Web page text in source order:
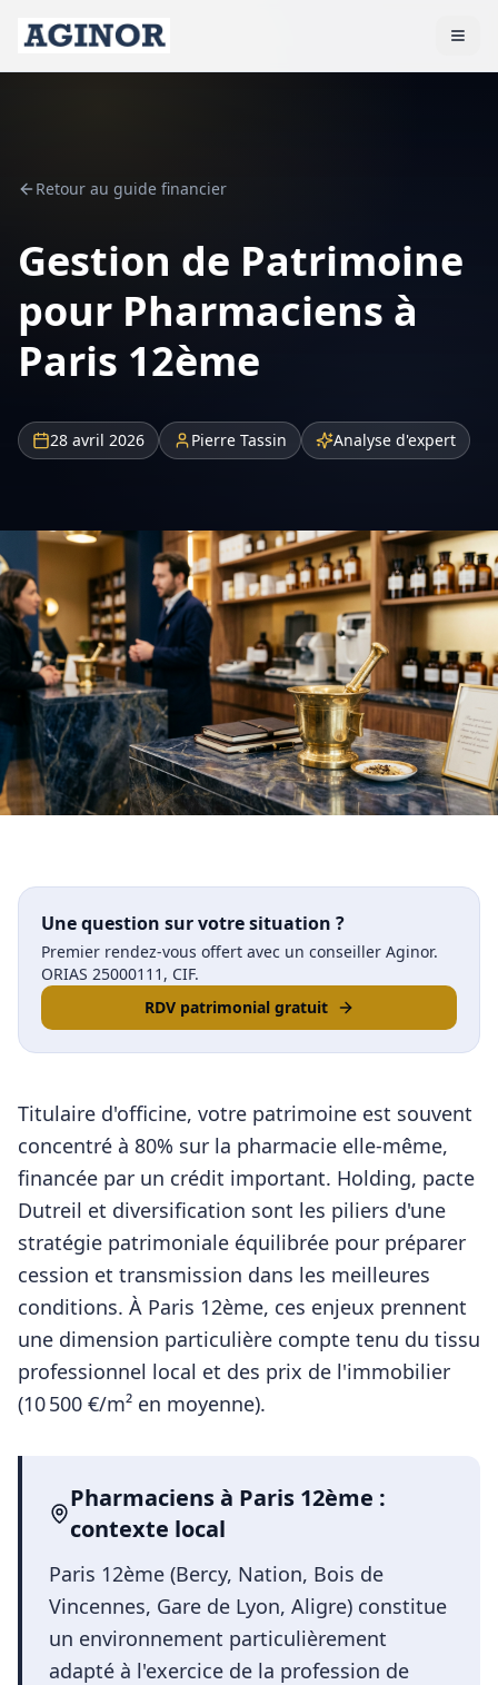
Retour au guide financier
Gestion de Patrimoine
pour Pharmaciens à
Paris 12ème
28 avril 2026 Pierre Tassin Analyse d'expert
Une question sur votre situation ?
Premier rendez-vous offert avec un conseiller Aginor.
ORIAS 25000111, CIF.
RDV patrimonial gratuit
Titulaire d'officine, votre patrimoine est souvent
concentré à 80% sur la pharmacie elle-même,
financée par un crédit important. Holding, pacte
Dutreil et diversification sont les piliers d'une
stratégie patrimoniale équilibrée pour préparer
cession et transmission dans les meilleures
conditions. À Paris 12ème, ces enjeux prennent
une dimension particulière compte tenu du tissu
professionnel local et des prix de l'immobilier
(10 500 €/m² en moyenne).
Pharmaciensà Paris 12ème :
contexte local
Paris 12ème (Bercy, Nation, Bois de
Vincennes, Gare de Lyon, Aligre) constitue
un environnement particulièrement
adapté à l'exercice de la profession de